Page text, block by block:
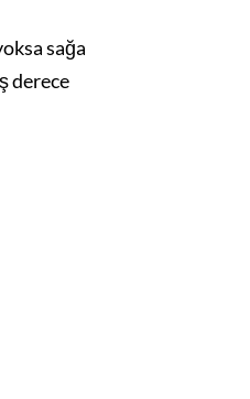
sağa
derece